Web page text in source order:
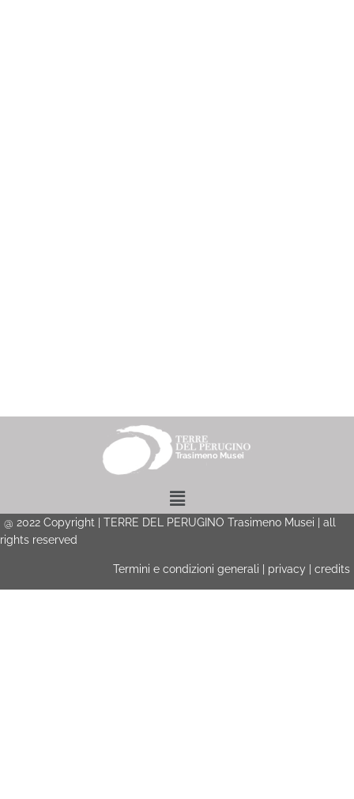
Menu
@ 2022 Copyright | TERRE DEL PERUGINO Trasimeno Musei | all
rights reserved
Termini e condizioni generali privacy credits